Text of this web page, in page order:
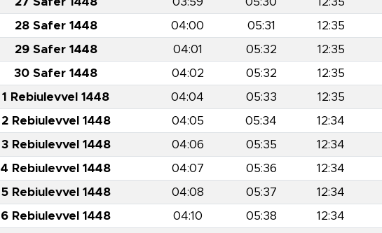
28 Safer 1448 04:00 05:31 12:35
29 Safer 1448 04:01 05:32 12:35
30 Safer 1448 04:02 05:32 12:35
1 Rebiulevvel 1448 04:04 05:33 12:35
2 Rebiulevvel 1448 04:05 05:34 12:34
3 Rebiulevvel 1448 04:06 05:35 12:34
4 Rebiulevvel 1448 04:07 05:36 12:34
5 Rebiulevvel 1448 04:08 05:37 12:34
6 Rebiulevvel 1448 04:10 05:38 12:34